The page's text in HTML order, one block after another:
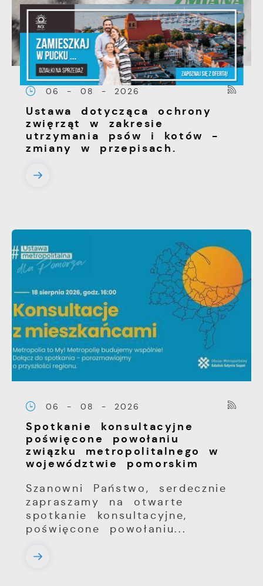
06 - 08 - 2026
Ustawa dotycząca ochrony
zwięrząt w zakresie
utrzymania psów i kotów -
zmiany w przepisach.
06 - 08 - 2026
Spotkanie konsultacyjne
poświęcone powołaniu
związku metropolitalnego w
województwie pomorskim
Szanowni Państwo, serdecznie
zapraszamy na otwarte
spotkanie konsultacyjne,
poświęcone powołaniu...